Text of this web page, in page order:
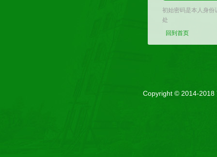
初始密码是本人身份
处
回到首页
Copyright © 2014-2018